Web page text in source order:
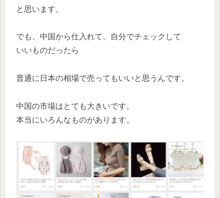
と思います。
でも、中国から仕入れて、自分でチェックして
いいものだったら
普通に日本の相場で売ってもいいと思うんです。
中国の市場はとても大きいです。
本当にいろんなものがあります。